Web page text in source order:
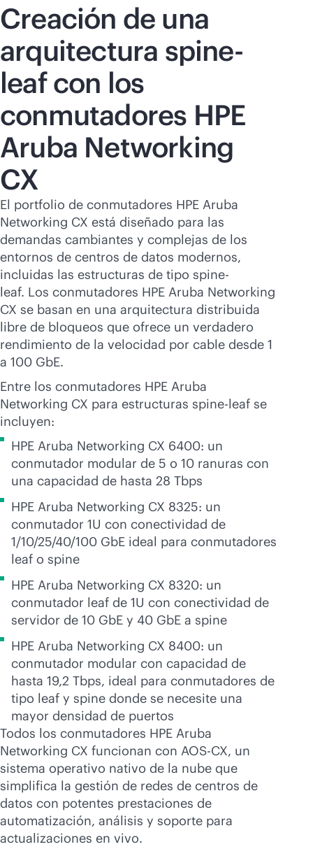
Creación de una
arquitectura spine-
leaf con los
conmutadores HPE
Aruba Networking
CX
El portfolio de conmutadores HPE Aruba
Networking CX está diseñado para las
demandas cambiantes y complejas de los
entornos de centros de datos modernos,
incluidas las estructuras de tipo spine-
leaf. Los conmutadores HPE Aruba Networking
CX se basan en una arquitectura distribuida
libre de bloqueos que ofrece un verdadero
rendimiento de la velocidad por cable desde 1
a 100 GbE.
Entre los conmutadores HPE Aruba
Networking CX para estructuras spine-leaf se
incluyen:
HPE Aruba Networking CX 6400: un
conmutador modular de 5 o 10 ranuras con
una capacidad de hasta 28 Tbps
HPE Aruba Networking CX 8325: un
conmutador 1U con conectividad de
1/10/25/40/100 GbE ideal para conmutadores
leaf o spine
HPE Aruba Networking CX 8320: un
conmutador leaf de 1U con conectividad de
servidor de 10 GbE y 40 GbE a spine
HPE Aruba Networking CX 8400: un
conmutador modular con capacidad de
hasta 19,2 Tbps, ideal para conmutadores de
tipo leaf y spine donde se necesite una
mayor densidad de puertos
Todos los conmutadores HPE Aruba
Networking CX funcionan con AOS-CX, un
sistema operativo nativo de la nube que
simplifica la gestión de redes de centros de
datos con potentes prestaciones de
automatización, análisis y soporte para
actualizaciones en vivo.